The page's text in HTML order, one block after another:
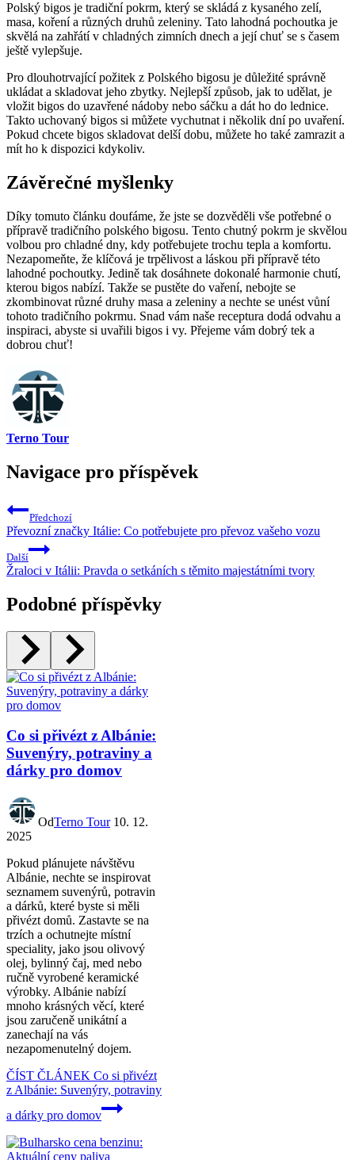
Polský bigos je tradiční pokrm, který se skládá z kysaného zelí,
masa, koření a různých druhů zeleniny. Tato lahodná pochoutka je
skvělá na zahřátí v chladných zimních dnech a její chuť se s časem
ještě vylepšuje.
Pro dlouhotrvající požitek z Polského bigosu je důležité správně
ukládat a skladovat jeho zbytky. Nejlepší způsob, jak to udělat, je
vložit bigos do uzavřené nádoby nebo sáčku a dát ho do lednice.
Takto uchovaný bigos si můžete vychutnat i několik dní po uvaření.
Pokud chcete bigos skladovat delší dobu, můžete ho také zamrazit a
mít ho k dispozici kdykoliv.
Závěrečné myšlenky
Díky tomuto článku doufáme, že jste se dozvěděli vše potřebné o
přípravě tradičního polského bigosu. Tento chutný pokrm je skvělou
volbou pro chladné dny, kdy potřebujete trochu tepla a komfortu.
Nezapomeňte, že klíčová je trpělivost a láskou při přípravě této
lahodné pochoutky. Jedině tak dosáhnete dokonalé harmonie chutí,
kterou bigos nabízí. Takže se pustěte do vaření, nebojte se
zkombinovat různé druhy masa a zeleniny a nechte se unést vůní
tohoto tradičního pokrmu. Snad vám naše receptura dodá odvahu a
inspiraci, abyste si uvařili bigos i vy. Přejeme vám dobrý tek a
dobrou chuť!
Terno Tour
Navigace pro příspěvek
Předchozí
Převozní značky Itálie: Co potřebujete pro převoz vašeho vozu
Další
Žraloci v Itálii: Pravda o setkáních s těmito majestátními tvory
Podobné příspěvky
Co si přivézt z Albánie:
Suvenýry, potraviny a
dárky pro domov
OdTerno Tour 10. 12.
2025
Pokud plánujete návštěvu
Albánie, nechte se inspirovat
seznamem suvenýrů, potravin
a dárků, které byste si měli
přivézt domů. Zastavte se na
trzích a ochutnejte místní
speciality, jako jsou olivový
olej, bylinný čaj, med nebo
ručně vyrobené keramické
výrobky. Albánie nabízí
mnoho krásných věcí, které
jsou zaručeně unikátní a
zanechají na vás
nezapomenutelný dojem.
ČÍST ČLÁNEK Co si přivézt
z Albánie: Suvenýry, potraviny
a dárky pro domov